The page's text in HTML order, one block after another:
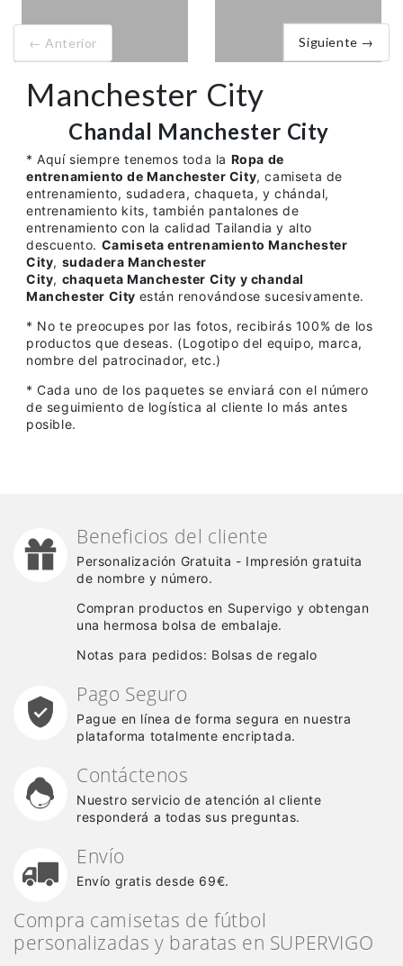
← Anterior Siguiente →
Manchester City
Chandal Manchester City
* Aquí siempre tenemos toda la Ropa de
entrenamiento de Manchester City, camiseta de
entrenamiento, sudadera, chaqueta, y chándal,
entrenamiento kits, también pantalones de
entrenamiento con la calidad Tailandia y alto
descuento. Camiseta entrenamiento Manchester
City, sudadera Manchester
City, chaqueta Manchester City y chandal
Manchester City están renovándose sucesivamente.
* No te preocupes por las fotos, recibirás 100% de los
productos que deseas. (Logotipo del equipo, marca,
nombre del patrocinador, etc.)
* Cada uno de los paquetes se enviará con el número
de seguimiento de logística al cliente lo más antes
posible.
Beneficios del cliente
Personalización Gratuita - Impresión gratuita
de nombre y número.
Compran productos en Supervigo y obtengan
una hermosa bolsa de embalaje.
Notas para pedidos: Bolsas de regalo
Pago Seguro
Pague en línea de forma segura en nuestra
plataforma totalmente encriptada.
Contáctenos
Nuestro servicio de atención al cliente
responderá a todas sus preguntas.
Envío
Envío gratis desde 69€.
Compra camisetas de fútbol
personalizadas y baratas en SUPERVIGO